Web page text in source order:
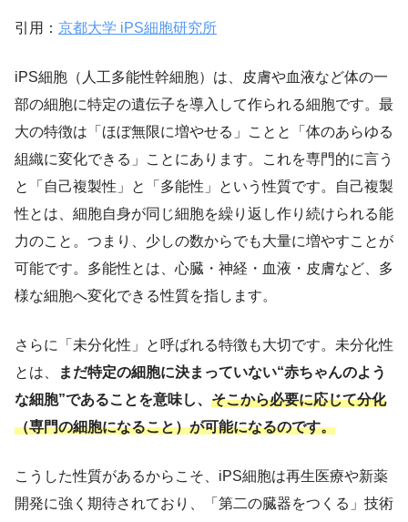
引用： 京都大学 iPS細胞研究所
iPS細胞（人工多能性幹細胞）は、皮膚や血液など体の一
部の細胞に特定の遺伝子を導入して作られる細胞です。最
大の特徴は「ほぼ無限に増やせる」ことと「体のあらゆる
組織に変化できる」ことにあります。これを専門的に言う
と「自己複製性」と「多能性」という性質です。自己複製
性とは、細胞自身が同じ細胞を繰り返し作り続けられる能
力のこと。つまり、少しの数からでも大量に増やすことが
可能です。多能性とは、心臓・神経・血液・皮膚など、多
様な細胞へ変化できる性質を指します。
さらに「未分化性」と呼ばれる特徴も大切です。未分化性
とは、
まだ特定の細胞に決まっていない“赤ちゃんのよう
な細胞”であることを意味し、 そこから必要に応じて分化
（専門の細胞になること）が可能になるのです。
こうした性質があるからこそ、iPS細胞は再生医療や新薬
開発に強く期待されており、「第二の臓器をつくる」技術